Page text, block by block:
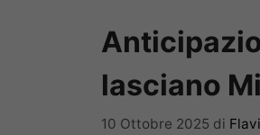
lasciano
10 Ottobre 2025 di